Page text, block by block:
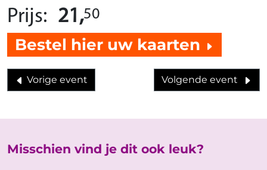
Prijs: 21,50
Bestel hier uw kaarten
Vorige event Volgende event
Misschien vind je dit ook leuk?